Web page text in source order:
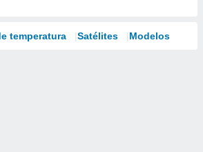
temperatura Satélites Modelos